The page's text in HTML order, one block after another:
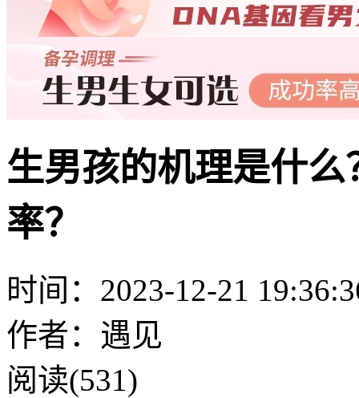
生男孩的机理是什
率？
时间：2023-12-21
作者：遇见
阅读(531)